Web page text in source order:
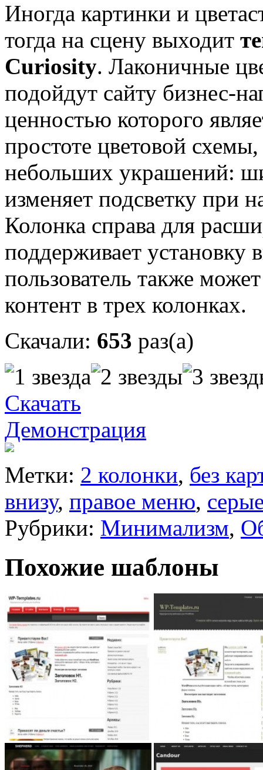
Иногда картинки и
тогда на сцену выходит
Curiosity. Лаконичные
подойдут сайту бизнес-
ценностью которого
простоте цветовой
небольших украшений:
изменяет подсветку при
Колонка справа для
поддерживает установку
пользователь также
контент в трех колонках.
Скачали: 653 раз(а)
Скачать
Демонстрация
Метки: 2 колонки, без
внизу, правое меню,
Рубрики: Минимализм,
Похожие шаблоны